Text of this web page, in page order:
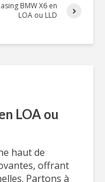
BMW X6 en
LOA ou LLD
LOA ou
haut de
offrant
Partons à